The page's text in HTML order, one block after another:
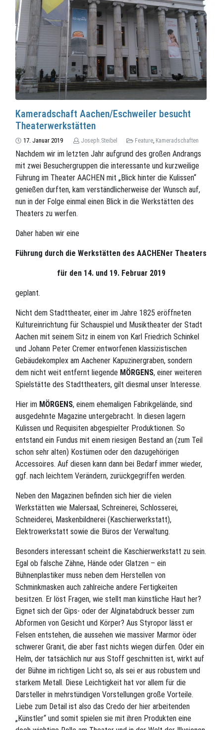
Kameradschaft Aachen/Eschweiler besucht
Theaterwerkstätten
17. Januar 2019 Joseph.Steibel Feature, Kameradschaften
Nachdem wir im letzten Jahr aufgrund des großen Andrangs
mit zwei Besuchergruppen die interessante und kurzweilige
Führung im Theater AACHEN mit „Blick hinter die Kulissen“
genießen durften, kam verständlicherweise der Wunsch auf,
nun in der Folge einmal einen Blick in die Werkstätten des
Theaters zu werfen.
Daher haben wir eine
Führung durch die Werkstätten des AACHENer Theaters
für den 14. und 19. Februar 2019
geplant.
Nicht dem Stadttheater, einer im Jahre 1825 eröffneten
Kultureinrichtung für Schauspiel und Musiktheater der Stadt
Aachen mit seinem Sitz in einem von Karl Friedrich Schinkel
und Johann Peter Cremer entworfenen klassizistischen
Gebäudekomplex am Aachener Kapuzinergraben, sondern
dem nicht weit entfernt liegende MÖRGENS, einer weiteren
Spielstätte des Stadttheaters, gilt diesmal unser Interesse.
Hier im MÖRGENS, einem ehemaligen Fabrikgelände, sind
ausgedehnte Magazine untergebracht. In diesen lagern
Kulissen und Requisiten abgespielter Produktionen. So
entstand ein Fundus mit einem riesigen Bestand an (zum Teil
schon sehr alten) Kostümen oder den dazugehörigen
Accessoires. Auf diesen kann dann bei Bedarf immer wieder,
ggf. nach leichtem Verändern, zurückgegriffen werden.
Neben den Magazinen befinden sich hier die vielen
Werkstätten wie Malersaal, Schreinerei, Schlosserei,
Schneiderei, Maskenbildnerei (Kaschierwerkstatt),
Elektrowerkstatt sowie die Büros der Verwaltung.
Besonders interessant scheint die Kaschierwerkstatt zu sein.
Egal ob falsche Zähne, Hände oder Glatzen – ein
Bühnenplastiker muss neben dem Herstellen von
Schminkmasken auch zahlreiche andere Fertigkeiten
besitzen. Er löst Fragen, wie stellt man künstliche Haut her?
Eignet sich der Gips- oder der Alginatabdruck besser zum
Abformen von Gesicht und Körper? Aus Styropor lässt er
Felsen entstehen, die aussehen wie massiver Marmor öder
schwerer Granit, die aber fast nichts wiegen dürfen. Oder ein
Helm, der tatsächlich nur aus Stoff geschnitten ist, wirkt auf
der Bühne im richtigen Licht so, als sei er aus robustem und
starkem Metall. Diese Leichtigkeit hat vor allem für die
Darsteller in mehrstündigen Vorstellungen große Vorteile.
Liebe zum Detail ist also das Credo der hier arbeitenden
„Künstler“ und somit spielen sie mit ihren Produkten eine